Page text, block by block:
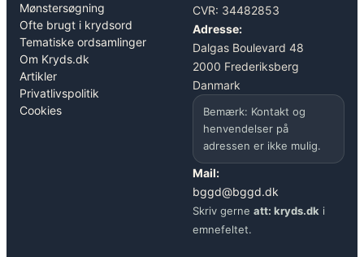
Mønstersøgning
Ofte brugt i krydsord
Tematiske ordsamlinger
Om Kryds.dk
Artikler
Privatlivspolitik
Cookies
CVR: 34482853
Adresse:
Dalgas Boulevard 48
2000 Frederiksberg
Danmark
Bemærk: Kontakt og
henvendelser på
adressen er ikke mulig.
Mail:
bggd@bggd.dk
Skriv gerne att: kryds.dk i
emnefeltet.